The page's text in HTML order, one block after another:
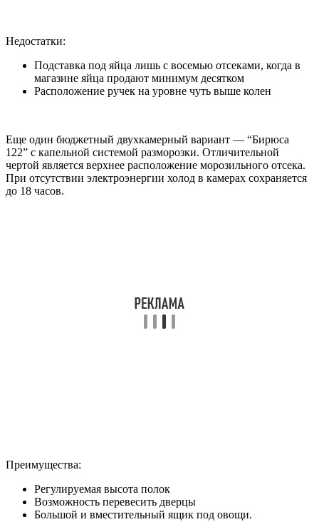
Недостатки:
Подставка под яйца лишь с восемью отсеками, когда в
магазине яйца продают минимум десятком
Расположение ручек на уровне чуть выше колен
Еще один бюджетный двухкамерный вариант — “Бирюса
122” с капельной системой разморозки. Отличительной
чертой является верхнее расположение морозильного отсека.
При отсутствии электроэнергии холод в камерах сохраняется
до 18 часов.
Преимущества:
Регулируемая высота полок
Возможность перевесить дверцы
Большой и вместительный ящик под овощи.